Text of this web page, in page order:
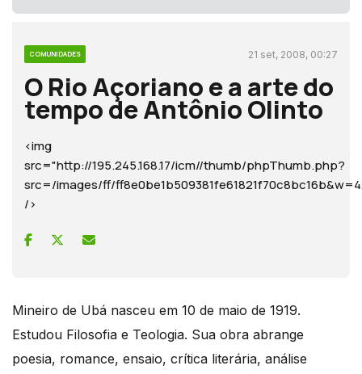
COMUNIDADES 21 set, 2008, 00:27
O Rio Açoriano e a arte do
tempo de Antônio Olinto
<img
src="http://195.245.168.17/icm//thumb/phpThumb.php?
src=/images/ff/
/>
Mineiro de Ubá nasceu em 10 de maio de 1919.
Estudou Filosofia e Teologia. Sua obra abrange
poesia, romance, ensaio, crítica literária, análise